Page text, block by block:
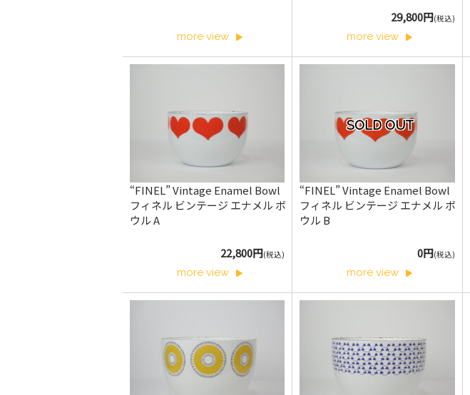
more view
29,800円(税込)
more view
“FINEL” Vintage Enamel Bowl
フィネル ビンテージ エナメル ボ
ウル A
22,800円(税込)
more view
SOLD OUT
“FINEL” Vintage Enamel Bowl
フィネル ビンテージ エナメル ボ
ウル B
0円(税込)
more view